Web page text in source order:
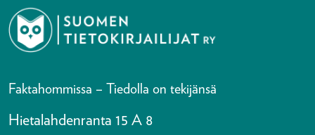
Faktahommissa – Tiedolla on tekijänsä
Hietalahdenranta 15 A 8